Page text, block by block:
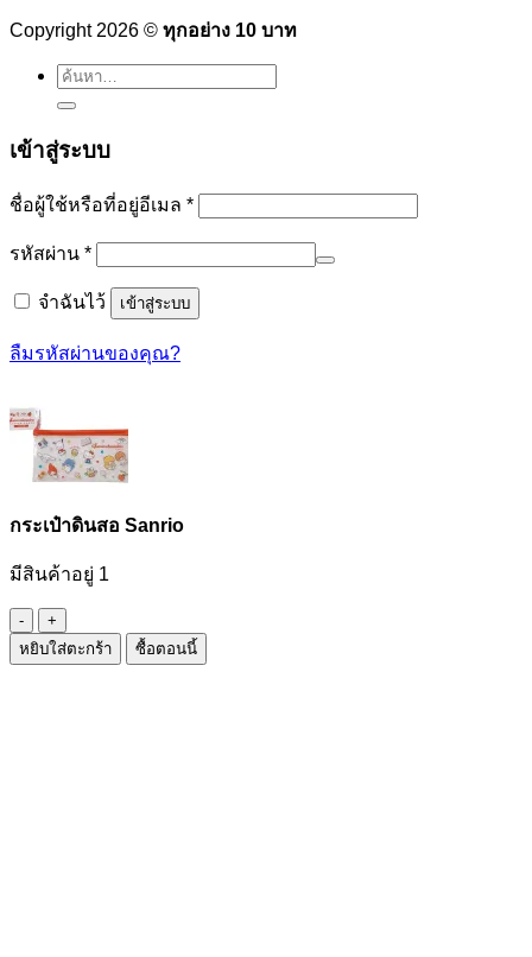
Copyright 2026 © ทุกอย่าง 10 บาท
ค้นหา:
เข้าสู่ระบบ
ชื่อผู้ใช้หรือที่อยู่อีเมล *ต้องการ
รหัสผ่าน *ต้องการ
จำฉันไว้ เข้าสู่ระบบ
ลืมรหัสผ่านของคุณ?
กระเป๋าดินสอ Sanrio
มีสินค้าอยู่ 1
จำนวน
กระเป๋า
หยิบใส่ตะกร้า ซื้อตอนนี้